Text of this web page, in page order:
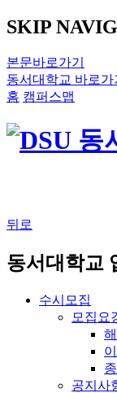
SKIP
본문바로가기
동서대학교 바로가
홈 캠퍼스맵
뒤로
동서대학교
수시모집
모집요
공지사